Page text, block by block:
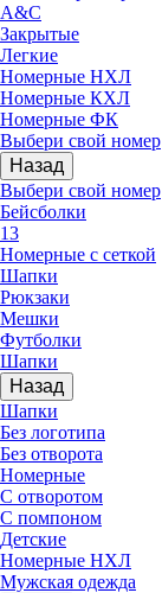
A&C
Закрытые
Легкие
Номерные НХЛ
Номерные КХЛ
Номерные ФК
Выбери свой номер
Назад
Выбери свой номер
Бейсболки
13
Номерные с сеткой
Шапки
Рюкзаки
Мешки
Футболки
Шапки
Назад
Шапки
Без логотипа
Без отворота
Номерные
С отворотом
С помпоном
Детские
Номерные НХЛ
Мужская одежда